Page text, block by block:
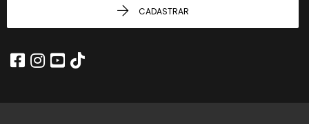
CADASTRAR